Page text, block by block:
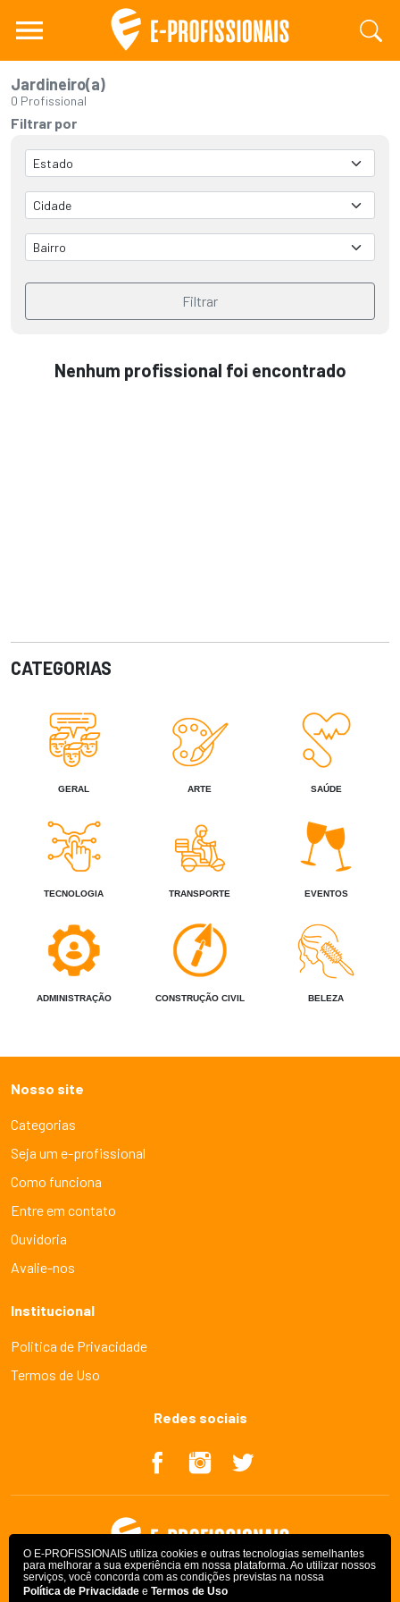
O E-PROFISSIONAIS utiliza cookies e outras tecnologias semelhantes
para melhorar a sua experiência em nossa plataforma. Ao utilizar nossos
serviços, você concorda com as condições previstas na nossa
Política de Privacidade e Termos de Uso
Jardineiro(a)
0 Profissional
Filtrar por
Filtrar
Nenhum profissional foi encontrado
CATEGORIAS
GERAL ARTE SAÚDE
TECNOLOGIA TRANSPORTE EVENTOS
ADMINISTRAÇÃO CONSTRUÇÃO CIVIL BELEZA
Nosso site
Categorias
Seja um e-profissional
Como funciona
Entre em contato
Ouvidoria
Avalie-nos
Institucional
Politica de Privacidade
Termos de Uso
Redes sociais